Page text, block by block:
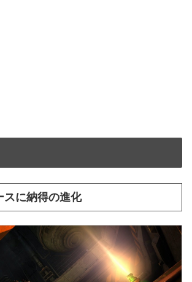
スに納得の進化